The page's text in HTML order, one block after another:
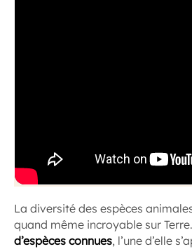
La diversité des espèces
quand même incroyable sur
d’espèces connues, l’une d’elle